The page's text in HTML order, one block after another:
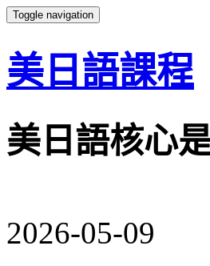
Toggle navigation
美日語課程
美日語核心
2026-05-09